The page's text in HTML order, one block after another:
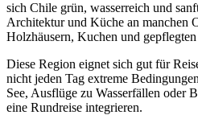
sich Chile grün, wasserreich und
Architektur und Küche an manchen
Holzhäusern, Kuchen und
Diese Region eignet sich gut für
nicht jeden Tag extreme
See, Ausflüge zu Wasserfällen oder
eine Rundreise integrieren.